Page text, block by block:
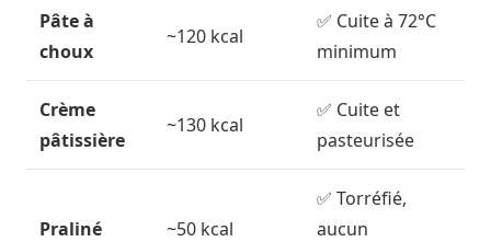
Pâte à
choux
~120 kcal
✅ Cuite à 72°C
minimum
Crème
pâtissière
~130 kcal
✅ Cuite et
pasteurisée
Praliné ~50 kcal
✅ Torréfié,
aucun